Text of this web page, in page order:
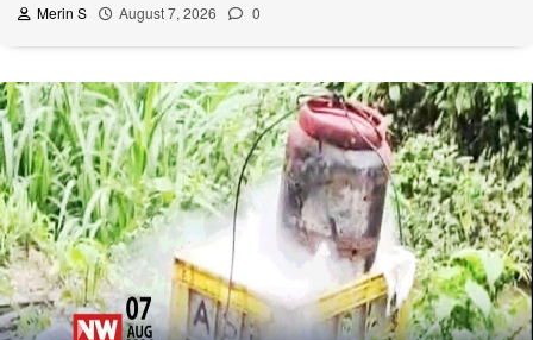
Merin S August 7, 2026 0